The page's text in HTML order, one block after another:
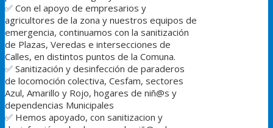
✅ Con el apoyo de empresarios y
agricultores de la zona y nuestros equipos de
emergencia, continuamos con la sanitización
de Plazas, Veredas e intersecciones de
Calles, en distintos puntos de la Comuna.
✅ Sanitización y desinfección de paraderos
de locomoción colectiva, Cesfam, sectores
Azul, Amarillo y Rojo, hogares de niñ@s y
dependencias Municipales
✅ Hemos apoyado, con sanitizacion y